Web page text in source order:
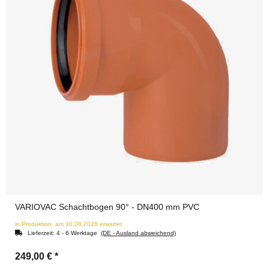
VARIOVAC Schachtbogen 90° - DN400 mm PVC
in Produktion, am 10.08.2026 erwartet
Lieferzeit: 4 - 6 Werktage (DE - Ausland abweichend)
249,00 € *